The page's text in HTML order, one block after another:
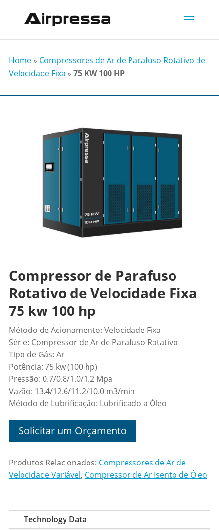
Home» Compressores de Ar de Parafuso Rotativo de
Velocidade Fixa » 75 KW 100 HP
Compressor de Parafuso
Rotativo de Velocidade Fixa
75 kw 100 hp
Método de Acionamento: Velocidade Fixa
Série: Compressor de Ar de Parafuso Rotativo
Tipo de Gás: Ar
Potência: 75 kw (100 hp)
Pressão: 0.7/0.8/1.0/1.2 Mpa
Vazão: 13.4/12.6/11.2/10.0 m3/min
Método de Lubrificação: Lubrificado a Óleo
Solicitar um Orçamento
Produtos Relacionados: Compressores de Ar de
Velocidade Variável, Compressor de Ar Isento de Óleo
Technology Data